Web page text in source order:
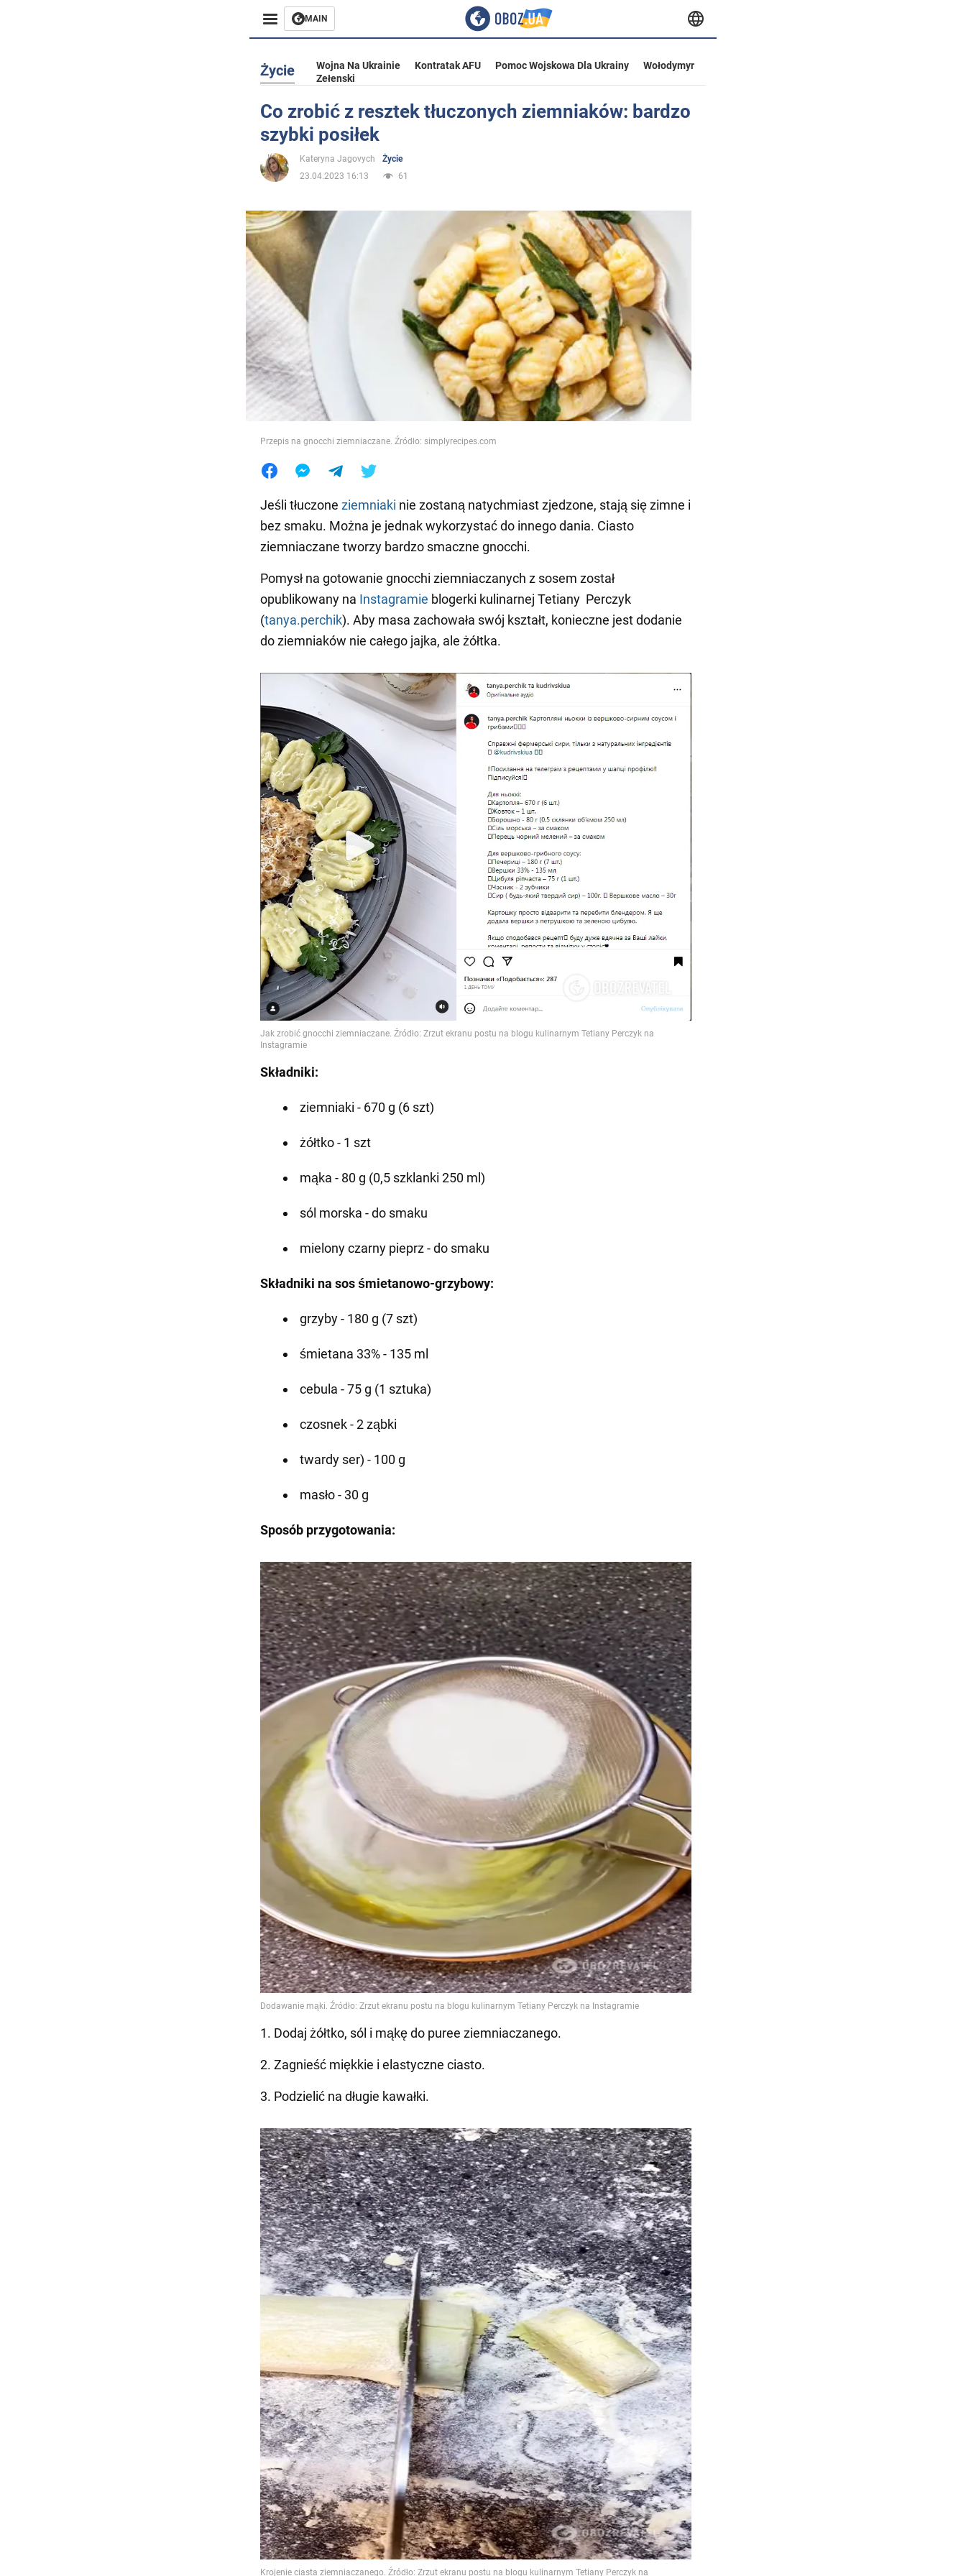
MAIN
Rozrywka
Życie
Społeczeństwo
Wojna na Ukrainie
Świat
Jedzenie
Życie Wojna Na Ukrainie Kontratak AFU Pomoc Wojskowa Dla Ukrainy
Wołodymyr
Zełenski
Co zrobić z resztek tłuczonych ziemniaków: bardzo
szybki posiłek
Kateryna Jagovych
Życie
23.04.2023 16:13
61
Przepis na gnocchi ziemniaczane. Źródło: simplyrecipes.com
Jeśli tłuczone ziemniaki nie zostaną natychmiast zjedzone, stają się zimne i
bez smaku. Można je jednak wykorzystać do innego dania. Ciasto
ziemniaczane tworzy bardzo smaczne gnocchi.
Pomysł na gotowanie gnocchi ziemniaczanych z sosem został
opublikowany na Instagramie blogerki kulinarnej Tetiany Perczyk
(tanya.perchik). Aby masa zachowała swój kształt, konieczne jest dodanie
do ziemniaków nie całego jajka, ale żółtka.
Składniki:
ziemniaki - 670 g (6 szt)
żółtko - 1 szt
mąka - 80 g (0,5 szklanki 250 ml)
sól morska - do smaku
mielony czarny pieprz - do smaku
Składniki na sos śmietanowo-grzybowy:
grzyby - 180 g (7 szt)
śmietana 33% - 135 ml
cebula - 75 g (1 sztuka)
czosnek - 2 ząbki
twardy ser) - 100 g
masło - 30 g
Sposób przygotowania:
1. Dodaj żółtko, sól i mąkę do puree ziemniaczanego.
2. Zagnieść miękkie i elastyczne ciasto.
3. Podzielić na długie kawałki.